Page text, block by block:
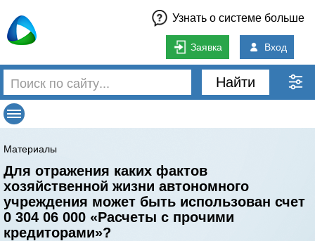
Узнать о системе больше
Заявка Вход
Найти
Материалы
Для отражения каких фактов
хозяйственной жизни автономного
учреждения может быть использован счет
0 304 06 000 «Расчеты с прочими
кредиторами»?